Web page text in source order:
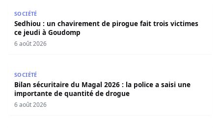
SOCIÉTÉ
Sedhiou : un chavirement de pirogue fait trois victimes
ce jeudi à Goudomp
6 août 2026
SOCIÉTÉ
Bilan sécuritaire du Magal 2026 : la police a saisi une
importante de quantité de drogue
6 août 2026